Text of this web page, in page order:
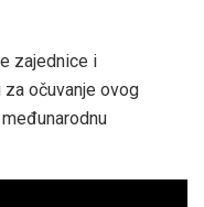
zajednice i
očuvanje ovog